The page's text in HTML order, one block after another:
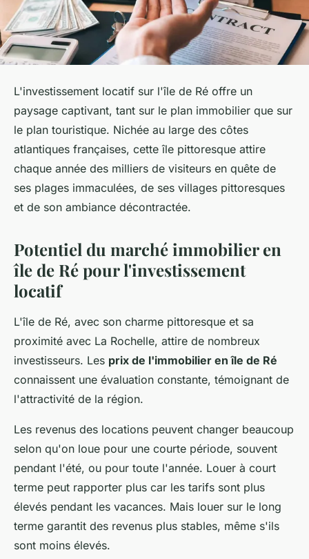
L'investissement locatif sur l'île de Ré offre un
paysage captivant, tant sur le plan immobilier que sur
le plan touristique. Nichée au large des côtes
atlantiques françaises, cette île pittoresque attire
chaque année des milliers de visiteurs en quête de
ses plages immaculées, de ses villages pittoresques
et de son ambiance décontractée.
Potentiel du marché immobilier en
île de Ré pour l'investissement
locatif
L'île de Ré, avec son charme pittoresque et sa
proximité avec La Rochelle, attire de nombreux
investisseurs. Les prix de l'immobilier en île de Ré
connaissent une évaluation constante, témoignant de
l'attractivité de la région.
Les revenus des locations peuvent changer beaucoup
selon qu'on loue pour une courte période, souvent
pendant l'été, ou pour toute l'année. Louer à court
terme peut rapporter plus car les tarifs sont plus
élevés pendant les vacances. Mais louer sur le long
terme garantit des revenus plus stables, même s'ils
sont moins élevés.